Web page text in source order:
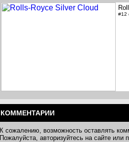
#12
КОММЕНТАРИИ
К сожалению, возможность оставлять
Пожалуйста, авторизуйтесь на сайте